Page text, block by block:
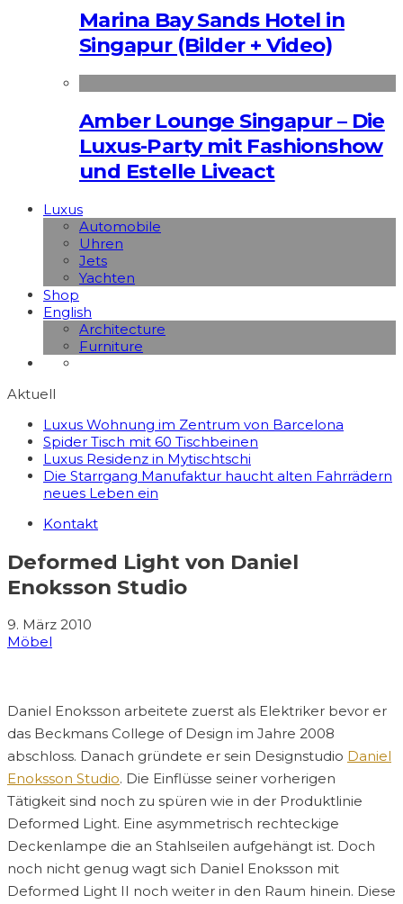
Marina Bay Sands Hotel in
Singapur (Bilder + Video)
Amber Lounge Singapur – Die
Luxus-Party mit Fashionshow
und Estelle Liveact
Luxus
Automobile
Uhren
Jets
Yachten
Shop
English
Architecture
Furniture
Aktuell
Luxus Wohnung im Zentrum von Barcelona
Spider Tisch mit 60 Tischbeinen
Luxus Residenz in Mytischtschi
Die Starrgang Manufaktur haucht alten Fahrrädern
neues Leben ein
Kontakt
Deformed Light von Daniel
Enoksson Studio
9. März 2010
Möbel
Daniel Enoksson arbeitete zuerst als Elektriker bevor er
das Beckmans College of Design im Jahre 2008
abschloss. Danach gründete er sein Designstudio Daniel
Enoksson Studio. Die Einflüsse seiner vorherigen
Tätigkeit sind noch zu spüren wie in der Produktlinie
Deformed Light. Eine asymmetrisch rechteckige
Deckenlampe die an Stahlseilen aufgehängt ist. Doch
noch nicht genug wagt sich Daniel Enoksson mit
Deformed Light II noch weiter in den Raum hinein. Diese